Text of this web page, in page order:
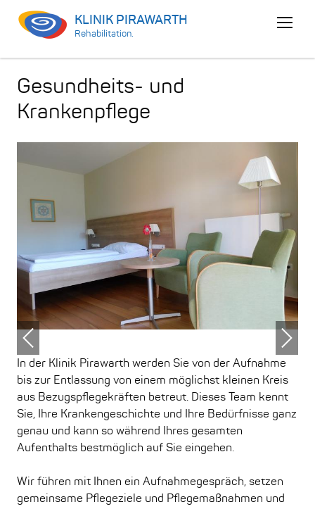
KLINIK PIRAWARTH
Rehabilitation.
Gesundheits- und
Krankenpflege
Previous
In der Klinik Pirawarth werden Sie von der Aufnahme
bis zur Entlassung von einem möglichst kleinen Kreis
aus Bezugspflegekräften betreut. Dieses Team kennt
Sie, Ihre Krankengeschichte und Ihre Bedürfnisse ganz
genau und kann so während Ihres gesamten
Aufenthalts bestmöglich auf Sie eingehen.
Wir führen mit Ihnen ein Aufnahmegespräch, setzen
gemeinsame Pflegeziele und Pflegemaßnahmen und